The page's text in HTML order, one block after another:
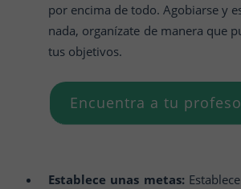
por encima de todo. Agobiarse y
nada, organízate de manera que
tus objetivos.
Encuentra a tu
Establece unas metas: